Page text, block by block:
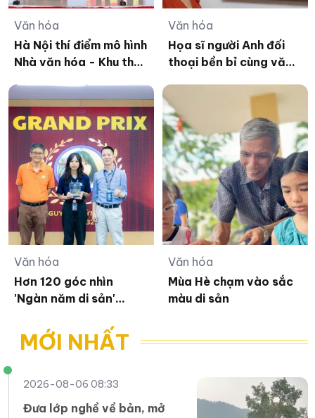
Văn hóa
Hà Nội thí điểm mô hình
Nhà văn hóa - Khu thể
Văn hóa
Họa sĩ người Anh đối
thoại bền bỉ cùng văn
Văn hóa
Hơn 120 góc nhìn
'Ngàn năm di sản'
Văn hóa
Mùa Hè chạm vào sắc
màu di sản
MỚI NHẤT
2026-08-06 08:33
Đưa lớp nghề về bản, mở